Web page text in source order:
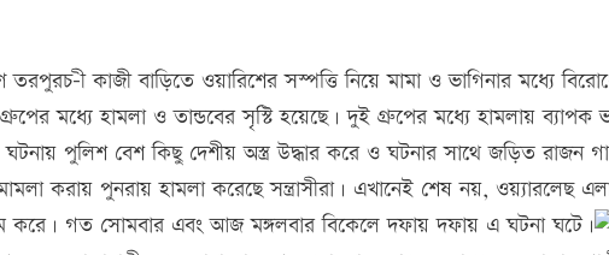
তরপুরচ-ী কাজী বাড়িতে ওয়ারিশের সস্পত্তি নিয়ে মামা ও ভাগিনার মধ্যে
মধ্যে হামলা ও তান্ডবের সৃস্টি হয়েছে। দুই গ্রুপের মধ্যে হামলায়
পুলিশ বেশ কিছু দেশীয় অস্ত্র উদ্ধার করে ও ঘটনার সাথে জড়িত রাজন
করায় পুনরায় হামলা করেছে সন্ত্রাসীরা। এখানেই শেষ নয়, ওয়্যারলেছ
গত সোমবার এবং আজ মঙ্গলবার বিকেলে দফায় দফায় এ ঘটনা ঘটে।